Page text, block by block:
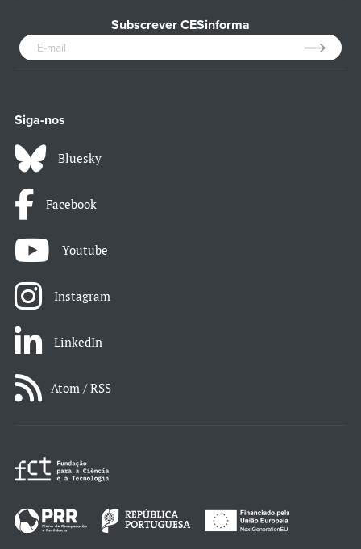
Subscrever CESinforma
Siga-nos
Bluesky
Facebook
Youtube
Instagram
LinkedIn
Atom / RSS